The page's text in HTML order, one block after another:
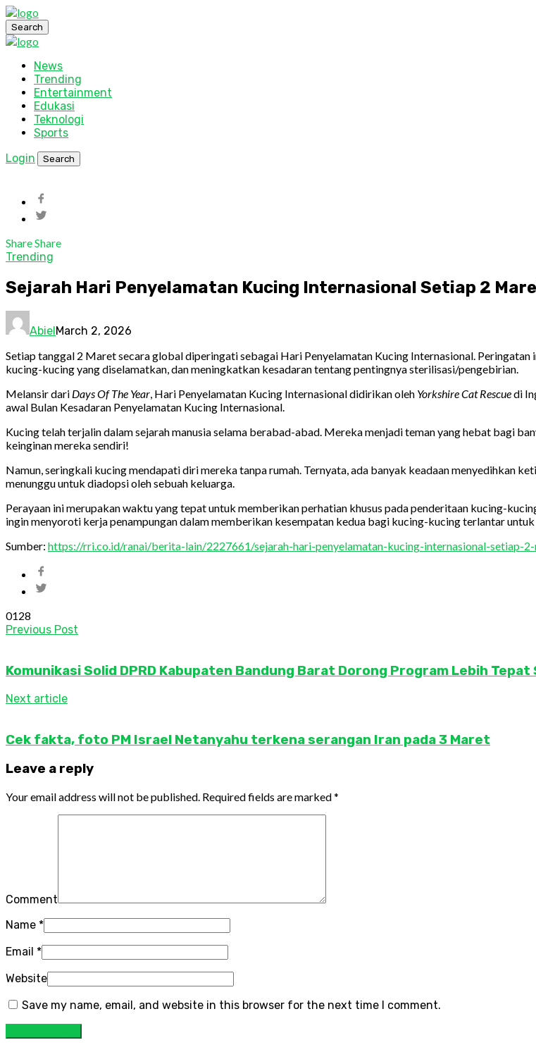
Search
News
Trending
Entertainment
Edukasi
Teknologi
Sports
Login
Search
ShareShare
Trending
Sejarah Hari Penyelamatan Kucing Internasional Setiap 2
Abiel March 2, 2026
Setiap tanggal 2 Maret secara global diperingati sebagai Hari Penyelamatan Kucing Internasional.
kucing-kucing yang diselamatkan, dan meningkatkan kesadaran tentang pentingnya sterilisasi/pengebirian.
Melansir dari Days Of The Year, Hari Penyelamatan Kucing Internasional didirikan oleh Yorkshire Cat Rescuedi
awal Bulan Kesadaran Penyelamatan Kucing Internasional.
Kucing telah terjalin dalam sejarah manusia selama berabad-abad. Mereka menjadi teman yang hebat bagi
keinginan mereka sendiri!
Namun, seringkali kucing mendapati diri mereka tanpa rumah. Ternyata, ada banyak keadaan menyedihkan
menunggu untuk diadopsi oleh sebuah keluarga.
Perayaan ini merupakan waktu yang tepat untuk memberikan perhatian khusus pada penderitaan kucing-
ingin menyoroti kerja penampungan dalam memberikan kesempatan kedua bagi kucing-kucing terlantar untuk
Sumber: https://rri.co.id/ranai/berita-lain/2227661/sejarah-hari-penyelamatan-kucing-internasional-setiap-
0128
Previous Post
Komunikasi Solid DPRD Kabupaten Bandung Barat Dorong Program Lebih Tepat
Next article
Cek fakta, foto PM Israel Netanyahu terkena serangan Iran pada 3 Maret
Leave a reply
Your email address will not be published. Required fields are marked*
Comment
Name *
Email *
Website
Save my name, email, and website in this browser for the next time I comment.